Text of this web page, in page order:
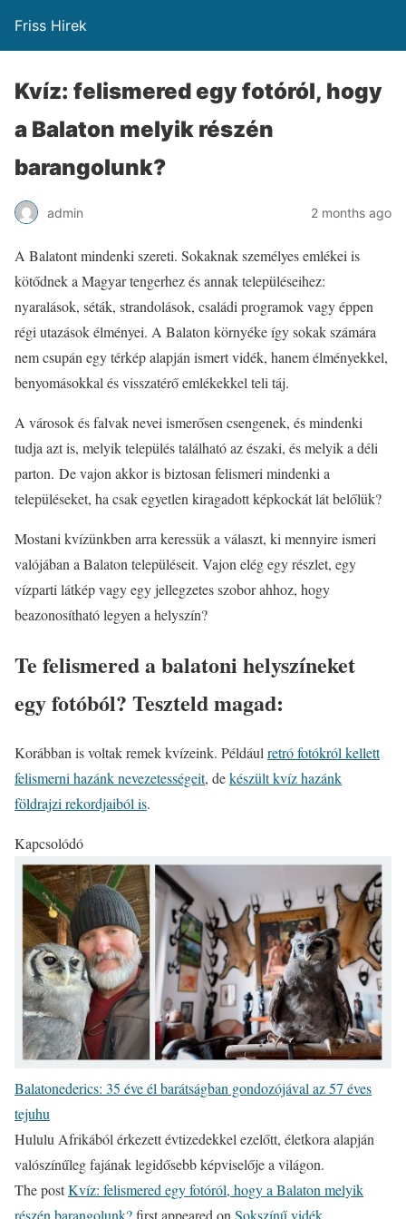
Friss Hirek
Kvíz: felismered egy fotóról, hogy
a Balaton melyik részén
barangolunk?
admin 2 months ago
A Balatont mindenki szereti. Sokaknak személyes emlékei is
kötődnek a Magyar tengerhez és annak településeihez:
nyaralások, séták, strandolások, családi programok vagy éppen
régi utazások élményei. A Balaton környéke így sokak számára
nem csupán egy térkép alapján ismert vidék, hanem élményekkel,
benyomásokkal és visszatérő emlékekkel teli táj.
A városok és falvak nevei ismerősen csengenek, és mindenki
tudja azt is, melyik település található az északi, és melyik a déli
parton. De vajon akkor is biztosan felismeri mindenki a
településeket, ha csak egyetlen kiragadott képkockát lát belőlük?
Mostani kvízünkben arra keressük a választ, ki mennyire ismeri
valójában a Balaton településeit. Vajon elég egy részlet, egy
vízparti látkép vagy egy jellegzetes szobor ahhoz, hogy
beazonosítható legyen a helyszín?
Te felismered a balatoni helyszíneket
egy fotóból? Teszteld magad:
Korábban is voltak remek kvízeink. Például retró fotókról kellett
felismerni hazánk nevezetességeit, dekészült kvíz hazánk
földrajzi rekordjaiból is.
Kapcsolódó
Balatonederics: 35 éve él barátságban gondozójával az 57 éves
tejuhu
Hululu Afrikából érkezett évtizedekkel ezelőtt, életkora alapján
valószínűleg fajának legidősebb képviselője a világon.
The postKvíz: felismered egy fotóról, hogy a Balaton melyik
részén barangolunk?first appeared on Sokszínű vidék